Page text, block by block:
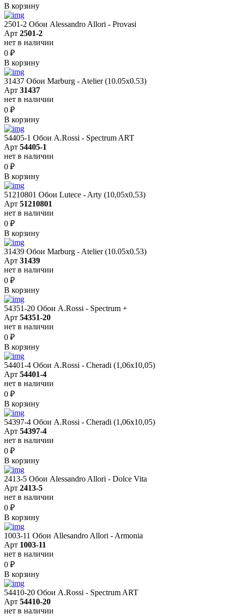
В корзину
2501-2 Обои Alessandro Allori - Provasi
Арт 2501-2
нет в наличии
0 ₽
В корзину
31437 Обои Marburg - Atelier (10.05х0.53)
Арт 31437
нет в наличии
0 ₽
В корзину
54405-1 Обои A.Rossi - Spectrum ART
Арт 54405-1
нет в наличии
0 ₽
В корзину
51210801 Обои Lutece - Arty (10,05x0,53)
Арт 51210801
нет в наличии
0 ₽
В корзину
31439 Обои Marburg - Atelier (10.05х0.53)
Арт 31439
нет в наличии
0 ₽
В корзину
54351-20 Обои A.Rossi - Spectrum +
Арт 54351-20
нет в наличии
0 ₽
В корзину
54401-4 Обои A.Rossi - Cheradi (1,06x10,05)
Арт 54401-4
нет в наличии
0 ₽
В корзину
54397-4 Обои A.Rossi - Cheradi (1,06x10,05)
Арт 54397-4
нет в наличии
0 ₽
В корзину
2413-5 Обои Alessandro Allori - Dolce Vita
Арт 2413-5
нет в наличии
0 ₽
В корзину
1003-11 Обои Allesandro Allori - Armonia
Арт 1003-11
нет в наличии
0 ₽
В корзину
54410-20 Обои A.Rossi - Spectrum ART
Арт 54410-20
нет в наличии